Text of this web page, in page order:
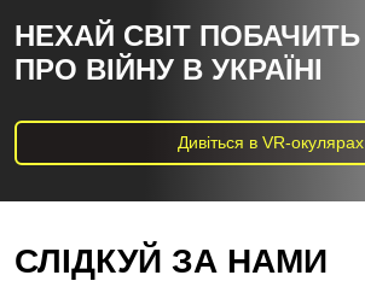
НЕХАЙ СВІТ
ПРО ВІЙНУ В УКРАЇНІ
Дивіться в VR-окулярах
СЛІДКУЙ ЗА НАМИ